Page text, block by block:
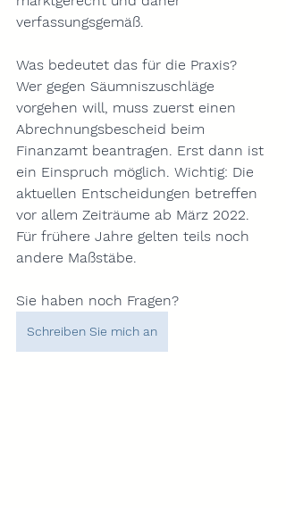
verfassungsgemäß.
Was bedeutet das für die Praxis?
Wer gegen Säumniszuschläge
vorgehen will, muss zuerst einen
Abrechnungsbescheid beim
Finanzamt beantragen. Erst dann ist
ein Einspruch möglich. Wichtig: Die
aktuellen Entscheidungen betreffen
vor allem Zeiträume ab März 2022.
Für frühere Jahre gelten teils noch
andere Maßstäbe.
Sie haben noch Fragen?
Schreiben Sie mich an